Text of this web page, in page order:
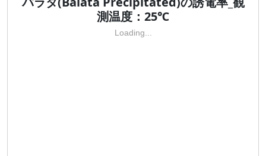
測温度：25℃
Loading...